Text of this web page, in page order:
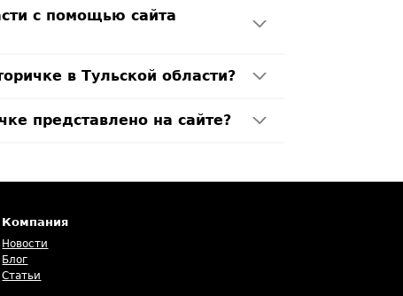
с помощью сайта
в Тульской области?
представлено на сайте?
Компания
Новости
Блог
Статьи